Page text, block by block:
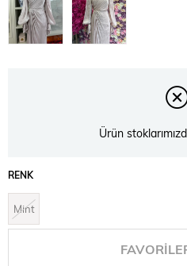
Ürün
RENK
Mint